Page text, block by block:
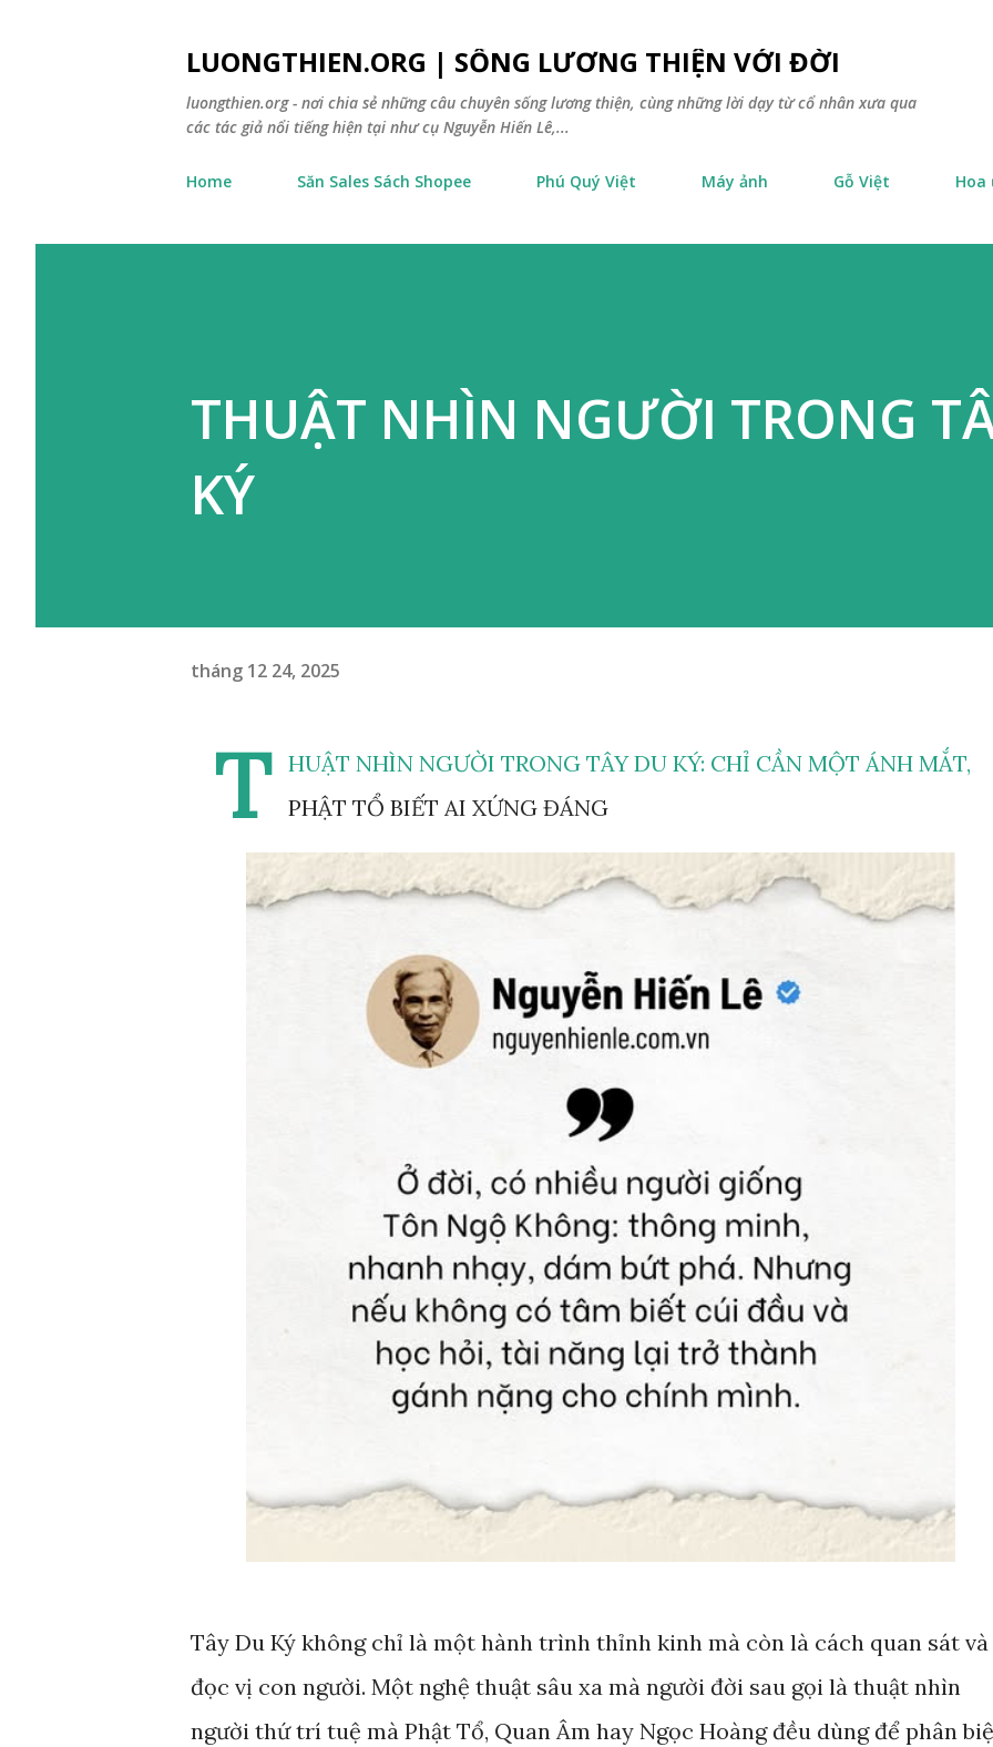
LUONGTHIEN.ORG | SỐNG LƯƠNG THIỆN VỚI ĐỜI
luongthien.org - nơi chia sẻ những câu chuyên sống lương thiện, cùng những lời dạy từ cổ nhân xưa qua
các tác giả nổi tiếng hiện tại như cụ Nguyễn Hiến Lê,...
Home Săn Sales Sách Shopee Phú Quý Việt Máy ảnh Gỗ Việt Hoa
THUẬT NHÌN NGƯỜI TRONG
KÝ
tháng 12 24, 2025
T
HUẬT NHÌN NGƯỜI TRONG TÂY DU KÝ: CHỈ CẦN MỘT ÁNH MẮT,
PHẬT TỔ BIẾT AI XỨNG ĐÁNG
Tây Du Ký không chỉ là một hành trình thỉnh kinh mà còn là cách quan sát và
đọc vị con người. Một nghệ thuật sâu xa mà người đời sau gọi là thuật nhìn
người thứ trí tuệ mà Phật Tổ, Quan Âm hay Ngọc Hoàng đều dùng để phân